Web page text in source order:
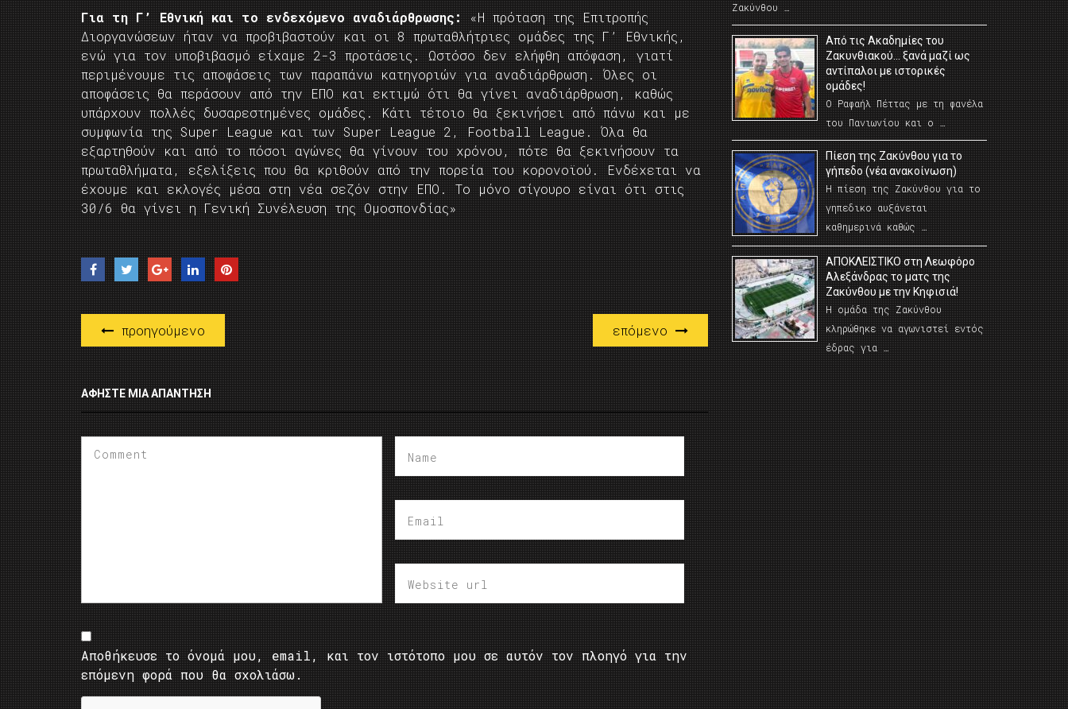
Για τη Γ’ Εθνική και το ενδεχόμενο αναδιάρθρωσης:
«Η πρόταση της Επιτροπής
Διοργανώσεων ήταν να προβιβαστούν και οι 8 πρωταθλήτριες ομάδες της Γ’ Εθνικής,
ενώ για τον υποβιβασμό είχαμε 2-3 προτάσεις. Ωστόσο δεν ελήφθη απόφαση, γιατί
περιμένουμε τις αποφάσεις των παραπάνω κατηγοριών για αναδιάρθρωση. Όλες οι
αποφάσεις θα περάσουν από την ΕΠΟ και εκτιμώ ότι θα γίνει αναδιάρθρωση, καθώς
υπάρχουν πολλές δυσαρεστημένες ομάδες. Κάτι τέτοιο θα ξεκινήσει από πάνω και με
συμφωνία της Super League και των Super League 2, Football League. Όλα θα
εξαρτηθούν και από το πόσοι αγώνες θα γίνουν του χρόνου, πότε θα ξεκινήσουν τα
πρωταθλήματα, εξελίξεις που θα κριθούν από την πορεία του κορονοϊού. Ενδέχεται να
έχουμε και εκλογές μέσα στη νέα σεζόν στην ΕΠΟ. Το μόνο σίγουρο είναι ότι στις
30/6 θα γίνει η Γενική Συνέλευση της Ομοσπονδίας»
προηγούμενο επόμενο
ΑΦΉΣΤΕ ΜΙΑ ΑΠΆΝΤΗΣΗ
Αποθήκευσε το όνομά μου, email, και τον ιστότοπο μου σε αυτόν τον πλοηγό για την
επόμενη φορά που θα σχολιάσω.
Ζακύνθου …
Από τις Ακαδημίες του
Ζακυνθιακού… ξανά μαζί ως
αντίπαλοι με ιστορικές
ομάδες!
Ο Ραφαήλ Πέττας με τη φανέλα
του Πανιωνίου και ο …
Πίεση της Ζακύνθου για το
γήπεδο (νέα ανακοίνωση)
Η πίεση της Ζακύνθου για το
γηπεδικο αυξάνεται
καθημερινά καθώς …
AΠΟΚΛΕΙΣΤΙΚΟ στη Λεωφόρο
Αλεξάνδρας το ματς της
Ζακύνθου με την Κηφισιά!
Η ομάδα της Ζακύνθου
κληρώθηκε να αγωνιστεί εντός
έδρας για …